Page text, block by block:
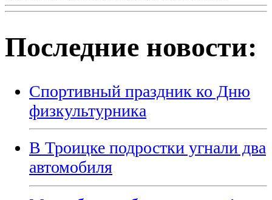
Последние новости:
Спортивный праздник ко Дню
физкультурника
В Троицке подростки угнали два
автомобиля